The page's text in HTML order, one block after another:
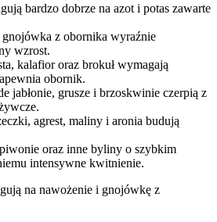
bardzo dobrze na azot i potas zawarte
z obornika wyraźnie
wzrost.
kalafior oraz brokuł wymagają
obornik.
jabłonie, grusze i brzoskwinie czerpią z
agrest, maliny i aronia budują
oraz inne byliny o szybkim
intensywne kwitnienie.
na nawożenie i gnojówkę z